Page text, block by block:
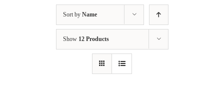
Sort by Name
Show 12 Products